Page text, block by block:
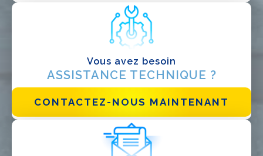
Vous avez besoin
ASSISTANCE TECHNIQUE ?
CONTACTEZ-NOUS MAINTENANT
Autre
politique de confidentialité*